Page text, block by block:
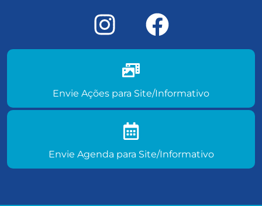
Envie Ações para Site/Informativo
Envie ações do seu clube para
Envie Agenda para Site/Informativo
Envie agenda de eventos para